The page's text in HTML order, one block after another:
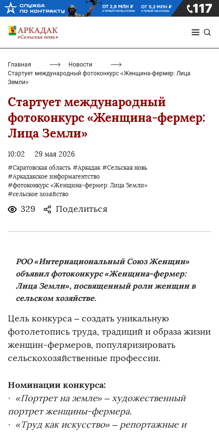
Главная
Новости
Стартует международный фотоконкурс «Женщина-фермер: Лица
Земли»
Стартует международный
фотоконкурс «Женщина-фермер:
Лица Земли»
10:02 29 мая 2026
#Саратовская область #Аркадак #Сельская новь
#Аркадакское информагентство
#фотоконкурс «Женщина-фермер: Лица Земли»
#сельское хозяйство
329 Поделиться
РОО «Интернациональный Союз Женщин»
объявил фотоконкурс «Женщина-фермер:
Лица Земли», посвященный роли женщин в
сельском хозяйстве.
Цель конкурса – создать уникальную
фотолетопись труда, традиций и образа жизни
женщин-фермеров, популяризировать
сельскохозяйственные профессии.
Номинации конкурса:
· «Портрет на земле» – художественный
портрет женщины-фермера.
· «Труд как искусство» – репортажные и